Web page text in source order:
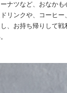
ナツなど、おなか
リンクや、コーヒ
、お持ち帰りして